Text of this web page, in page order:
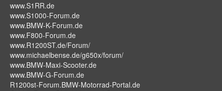
www.S1RR.de
www.S1000-Forum.de
www.BMW-K-Forum.de
www.F800-Forum.de
www.R1200ST.de/Forum/
www.michaelbense.de/g650x/forum/
www.BMW-Maxi-Scooter.de
www.BMW-G-Forum.de
R1200st-Forum.BMW-Motorrad-Portal.de